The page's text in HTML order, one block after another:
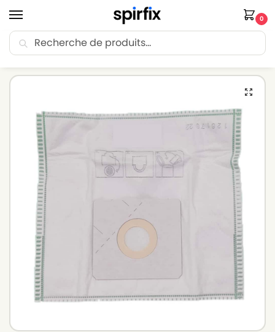
0
🚚 Livraison Point Relais offerte dès 30€ d’achat.